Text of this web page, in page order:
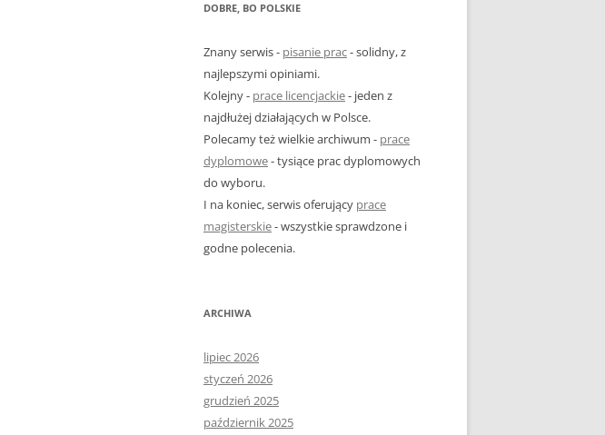
DOBRE, BO POLSKIE
Znany serwis - pisanie prac- solidny, z
najlepszymi opiniami.
Kolejny - prace licencjackie- jeden z
najdłużej działających w Polsce.
Polecamy też wielkie archiwum - prace
dyplomowe- tysiące prac dyplomowych
do wyboru.
I na koniec, serwis oferujący prace
magisterskie- wszystkie sprawdzone i
godne polecenia.
ARCHIWA
lipiec 2026
styczeń 2026
grudzień 2025
październik 2025